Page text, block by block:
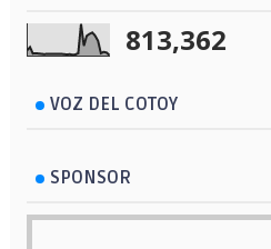
813,362
VOZ DEL COTOY
SPONSOR